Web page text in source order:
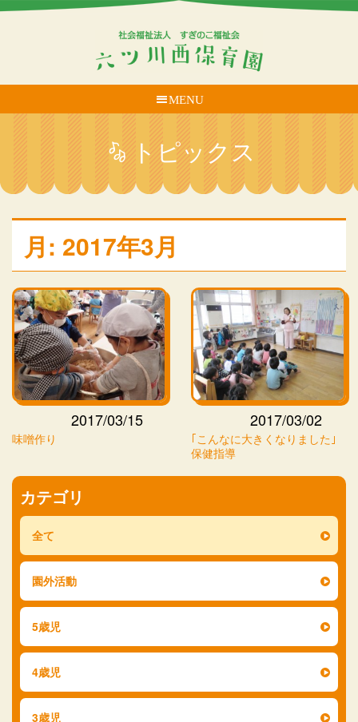
MENU
トピックス
月: 2017年3月
2017/03/15
味噌作り
2017/03/02
｢こんなに大きくなりました｣
保健指導
カテゴリ
全て
園外活動
5歳児
4歳児
3歳児